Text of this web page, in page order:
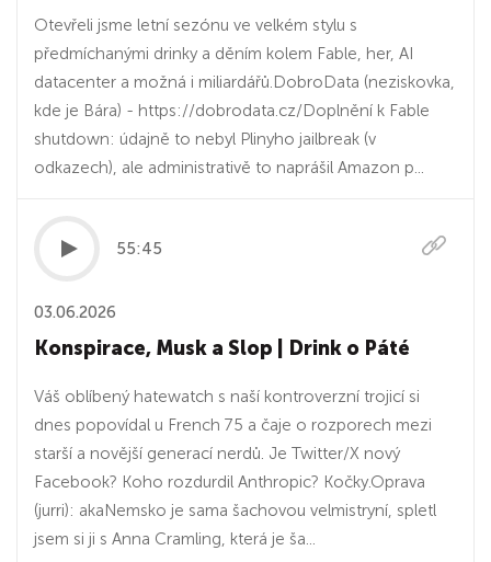
Otevřeli jsme letní sezónu ve velkém stylu s
předmíchanými drinky a děním kolem Fable, her, AI
datacenter a možná i miliardářů.DobroData (neziskovka,
kde je Bára) - https://dobrodata.cz/Doplnění k Fable
shutdown: údajně to nebyl Plinyho jailbreak (v
odkazech), ale administrativě to naprášil Amazon p...
55:45
03.06.2026
Konspirace, Musk a Slop | Drink o Páté
Váš oblíbený hatewatch s naší kontroverzní trojicí si
dnes popovídal u French 75 a čaje o rozporech mezi
starší a novější generací nerdů. Je Twitter/X nový
Facebook? Koho rozdurdil Anthropic? Kočky.Oprava
(jurri): akaNemsko je sama šachovou velmistryní, spletl
jsem si ji s Anna Cramling, která je ša...